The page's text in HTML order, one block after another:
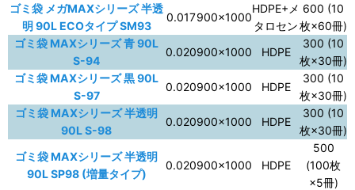
ゴミ袋 メガMAXシリーズ 半透
明 90L ECOタイプ SM93
0.017900×1000
HDPE+メ
タロセン
600 (10
枚×60冊)
ゴミ袋 MAXシリーズ 青 90L
S-94
0.020900×1000 HDPE
300 (10
枚×30冊)
ゴミ袋 MAXシリーズ 黒 90L
S-97
0.020900×1000 HDPE
300 (10
枚×30冊)
ゴミ袋 MAXシリーズ 半透明
90L S-98
0.020900×1000 HDPE
300 (10
枚×30冊)
ゴミ袋 MAXシリーズ 半透明
90L SP98 (増量タイプ)
0.020900×1000 HDPE
500
(100枚
×5冊)